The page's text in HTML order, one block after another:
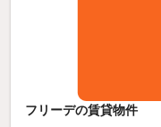
フリーデの賃貸物件